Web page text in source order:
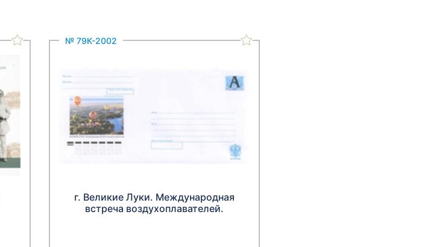
№ 79К-2002
г. Великие Луки. Международная
встреча воздухоплавателей.